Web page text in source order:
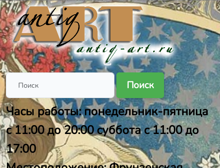
Поиск
Часы работы: понедельник-пятница
с 11:00 до 20:00 суббота с 11:00 до
17:00